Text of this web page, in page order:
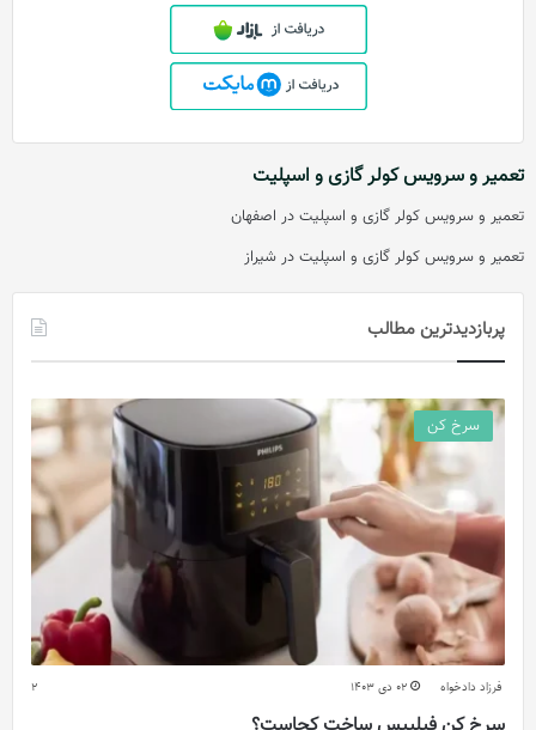
تعمیر و سرویس کولر گازی و اسپلیت
تعمیر و سرویس کولر گازی و اسپلیت در اصفهان
تعمیر و سرویس کولر گازی و اسپلیت در شیراز
پربازدیدترین مطالب
سرخ کن
فرزاد دادخواه 02 دی 1403 2